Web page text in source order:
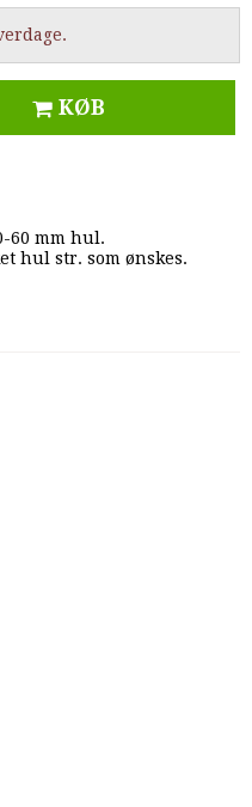
KØB
60 mm hul.
hul str. som ønskes.